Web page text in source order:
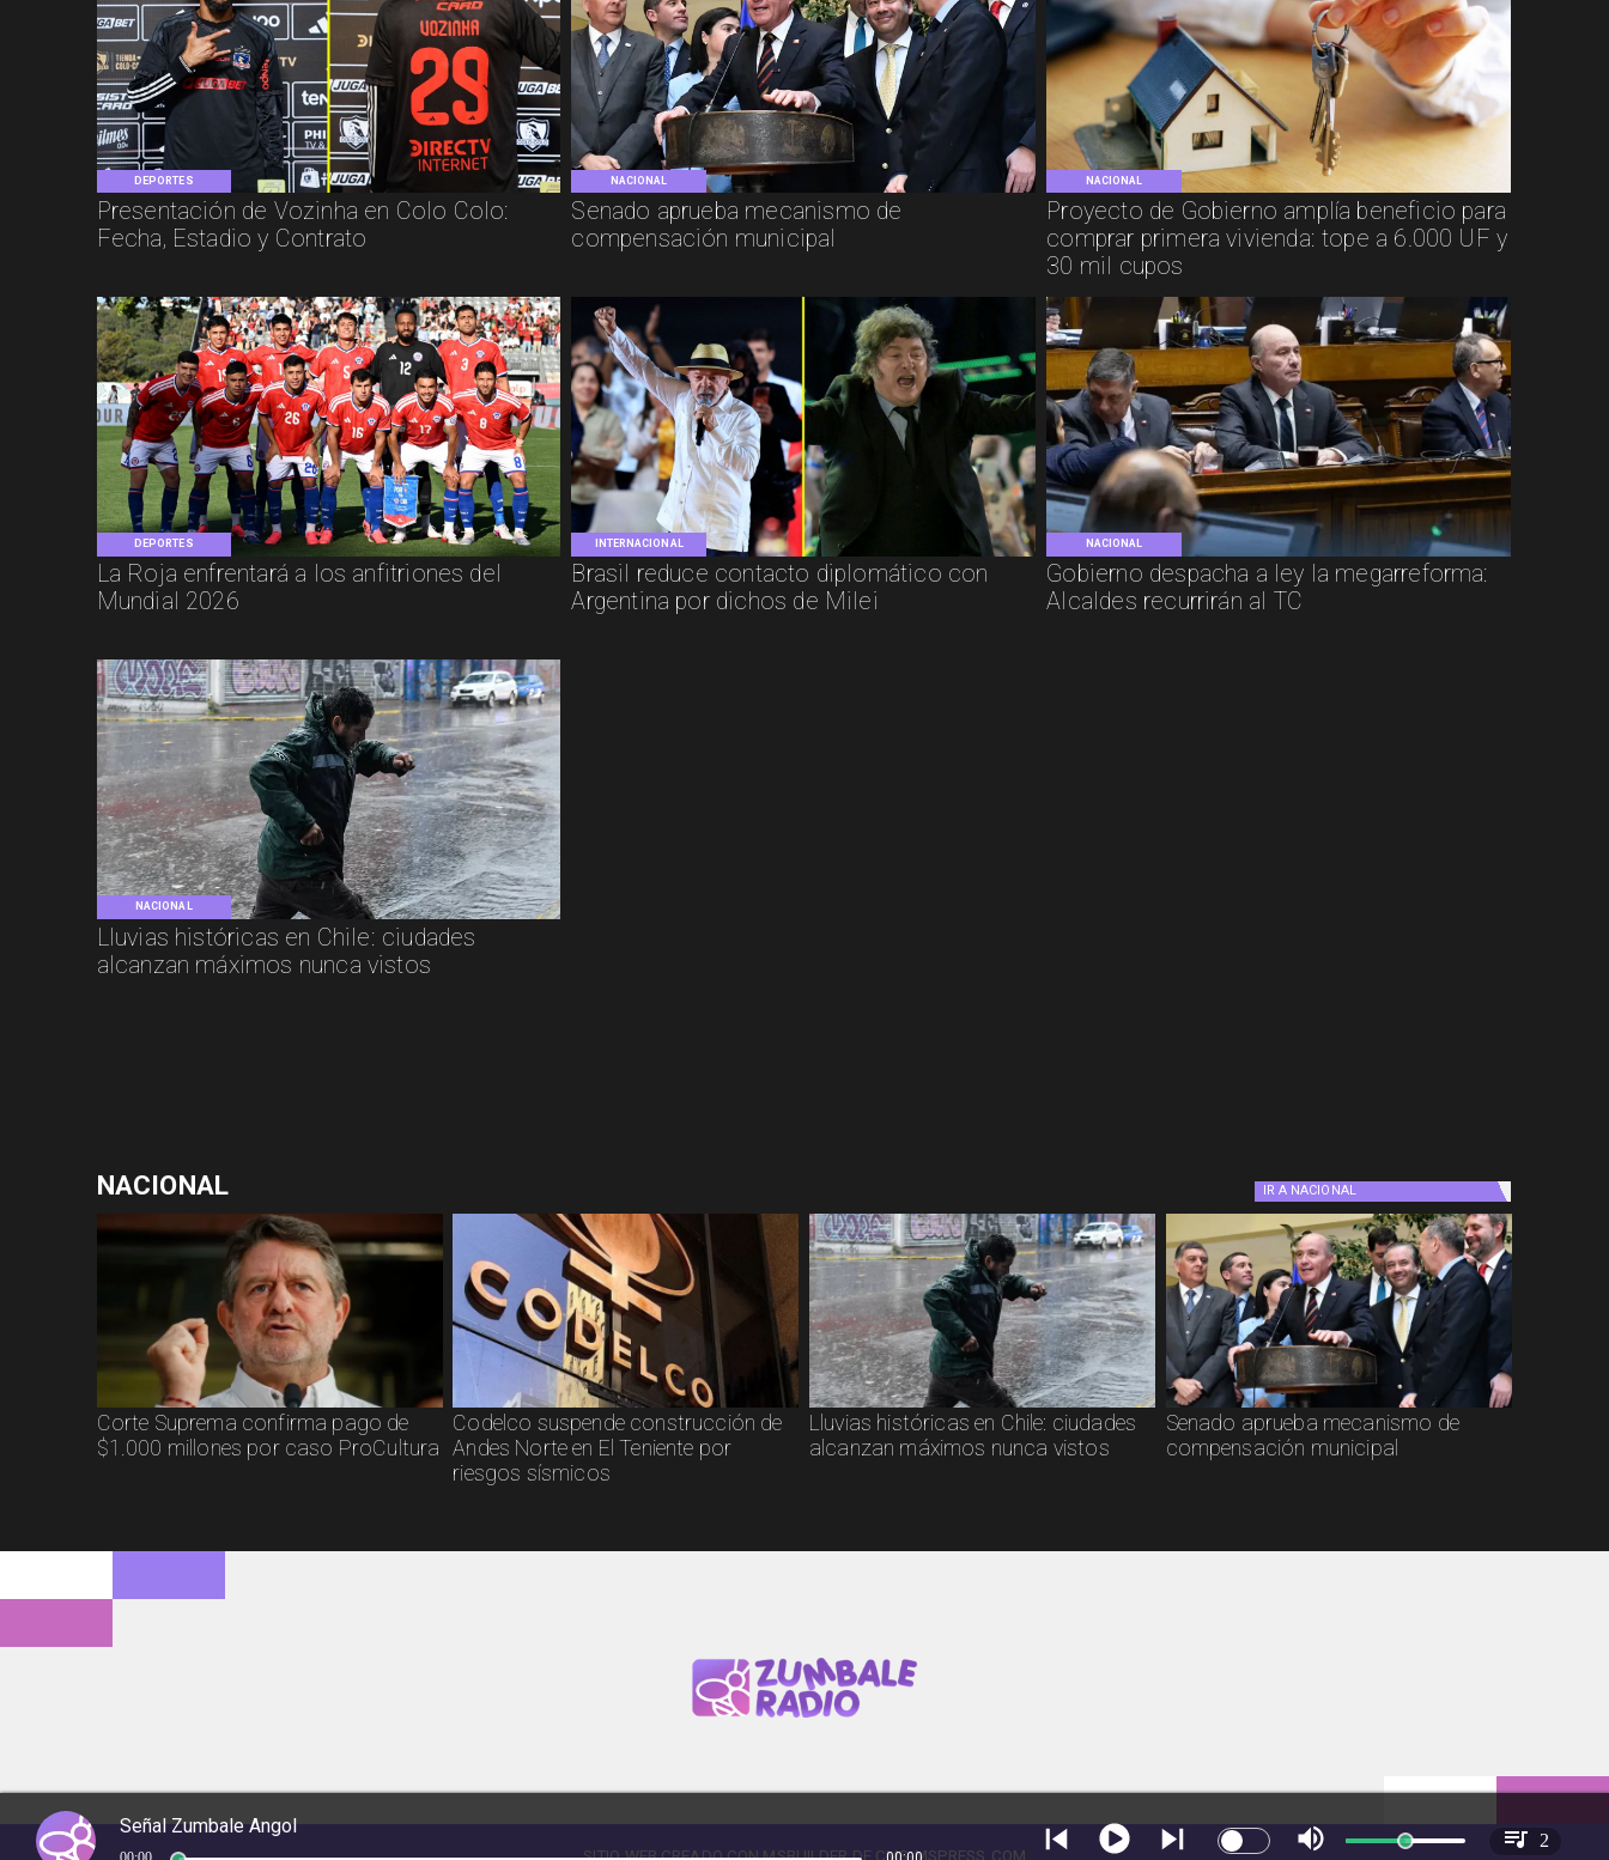
DEPORTES
Presentación de Vozinha en Colo Colo:
Fecha, Estadio y Contrato
NACIONAL
Senado aprueba mecanismo de
compensación municipal
NACIONAL
Proyecto de Gobierno amplía beneficio para
comprar primera vivienda: tope a 6.000 UF y
30 mil cupos
DEPORTES
La Roja enfrentará a los anfitriones del
Mundial 2026
INTERNACIONAL
Brasil reduce contacto diplomático con
Argentina por dichos de Milei
NACIONAL
Gobierno despacha a ley la megarreforma:
Alcaldes recurrirán al TC
NACIONAL
Lluvias históricas en Chile: ciudades
alcanzan máximos nunca vistos
NACIONAL IR A NACIONAL
Corte Suprema confirma pago de
$1.000 millones por caso ProCultura
Codelco suspende construcción de
Andes Norte en El Teniente por
riesgos sísmicos
Lluvias históricas en Chile: ciudades
alcanzan máximos nunca vistos
Senado aprueba mecanismo de
compensación municipal
SITIO WEB CREADO CON MSBUILDER DE CMS-MSPRESS.COM
Señal Zumbale Angol
2